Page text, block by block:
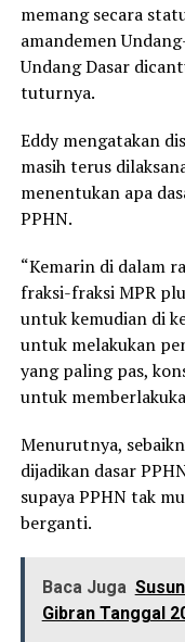
memang secara
amandemen
Undang Dasar
tuturnya.
Eddy mengatakan
masih terus
menentukan apa
PPHN.
“Kemarin di dalam
fraksi-fraksi MPR
untuk kemudian di
untuk melakukan
yang paling pas,
untuk
Menurutnya,
dijadikan dasar
supaya PPHN tak
berganti.
Baca Juga
Gibran Tanggal